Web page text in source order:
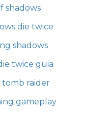
shadows
die twice
shadows
twice guia
tomb raider
gameplay